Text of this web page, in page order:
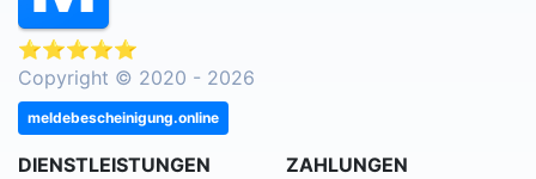
⭐⭐⭐⭐⭐
Copyright © 2020 - 2026
meldebescheinigung.online
DIENSTLEISTUNGEN
ZAHLUNGEN